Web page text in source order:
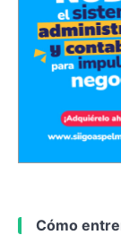
Cómo